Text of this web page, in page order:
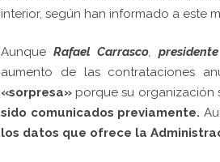
interior, según han informado a este
Aunque Rafael Carrasco,
aumento de las contrataciones
«sorpresa» porque su organización
sido comunicados previamente.
los datos que ofrece la